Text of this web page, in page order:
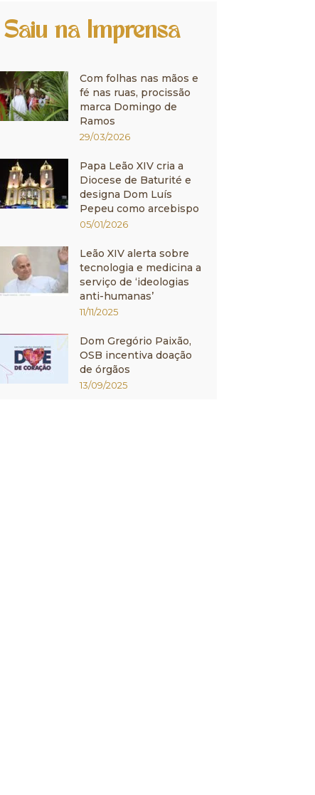
Saiu na Imprensa
Com folhas nas mãos e
fé nas ruas, procissão
marca Domingo de
Ramos
29/03/2026
Papa Leão XIV cria a
Diocese de Baturité e
designa Dom Luís
Pepeu como arcebispo
05/01/2026
Leão XIV alerta sobre
tecnologia e medicina a
serviço de ‘ideologias
anti-humanas’
11/11/2025
Dom Gregório Paixão,
OSB incentiva doação
de órgãos
13/09/2025